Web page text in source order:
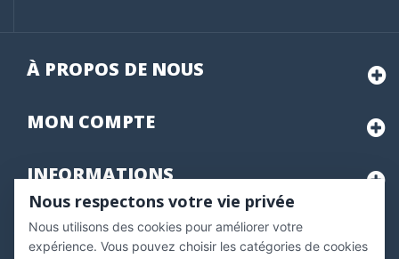
À PROPOS DE NOUS
MON COMPTE
INFORMATIONS
Marchand approuvé par la Société des Avis Garantis,
pour vérifier .
Nous respectons votre vie privée
Nous utilisons des cookies pour améliorer votre
expérience. Vous pouvez choisir les catégories de cookies